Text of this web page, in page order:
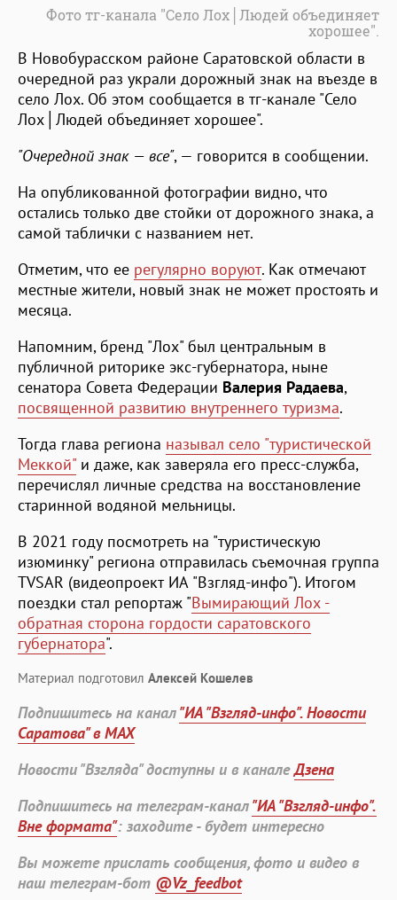
Фото тг-канала "Село Лох│Людей объединяет
хорошее".
В Новобурасском районе Саратовской области в
очередной раз украли дорожный знак на въезде в
село Лох. Об этом сообщается в тг-канале "Село
Лох│Людей объединяет хорошее".
"Очередной знак — все", — говорится в сообщении.
На опубликованной фотографии видно, что
остались только две стойки от дорожного знака, а
самой таблички с названием нет.
Отметим, что ее регулярно воруют. Как отмечают
местные жители, новый знак не может простоять и
месяца.
Напомним, бренд "Лох" был центральным в
публичной риторике экс-губернатора, ныне
сенатора Совета Федерации Валерия Радаева,
посвященной развитию внутреннего туризма.
Тогда глава региона называл село "туристической
Меккой" и даже, как заверяла его пресс-служба,
перечислял личные средства на восстановление
старинной водяной мельницы.
В 2021 году посмотреть на "туристическую
изюминку" региона отправилась съемочная группа
TVSAR (видеопроект ИА "Взгляд-инфо"). Итогом
поездки стал репортаж "Вымирающий Лох -
обратная сторона гордости саратовского
губернатора".
Материал подготовил Алексей Кошелев
Подпишитесь на канал"ИА "Взгляд-инфо". Новости
Саратова" в MAX
Новости "Взгляда" доступны и в каналеДзена
Подпишитесь на телеграм-канал"ИА "Взгляд-инфо".
Вне формата": заходите - будет интересно
Вы можете прислать сообщения, фото и видео в
наш телеграм-бот @Vz_feedbot